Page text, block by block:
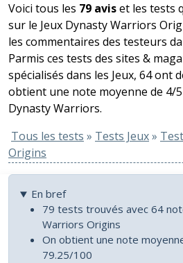
Voici tous les 79 aviset les tests
sur le Jeux Dynasty Warriors
les commentaires des testeurs
Parmis ces tests des sites &
spécialisés dans les Jeux, 64 ont
obtient une note moyenne de 4/
Dynasty Warriors.
Tous les tests » Tests Jeux»
Origins
En bref
79 tests trouvés avec 64
Warriors Origins
On obtient une note
79.25/100